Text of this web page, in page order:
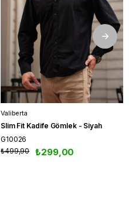
Valiberta
Slim Fit Kadife Gömlek - Siyah
G10026
₺299,00
₺499,90